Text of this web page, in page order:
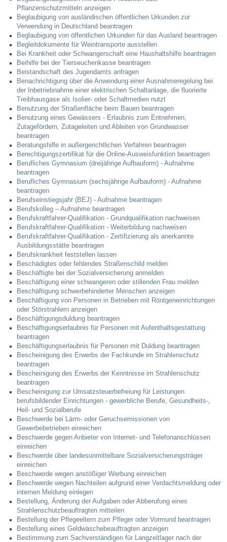
Pflanzenschutzmitteln anzeigen
Beglaubigung von ausländischen öffentlichen Urkunden zur
Verwendung in Deutschland beantragen
Beglaubigung von öffentlichen Urkunden für das Ausland beantragen
Begleitdokumente für Weintransporte ausstellen
Bei Krankheit oder Schwangerschaft eine Haushaltshilfe beantragen
Beihilfe bei der Tierseuchenkasse beantragen
Beistandschaft des Jugendamts anfragen
Benachrichtigung über die Anwendung einer Ausnahmeregelung bei
der Inbetriebnahme einer elektrischen Schaltanlage, die fluorierte
Treibhausgase als Isolier- oder Schaltmedien nutzt
Benutzung der Straßenfläche beim Bauen beantragen
Benutzung eines Gewässers - Erlaubnis zum Entnehmen,
Zutagefördern, Zutageleiten und Ableiten von Grundwasser
beantragen
Beratungshilfe in außergerichtlichen Verfahren beantragen
Berechtigungszertifikat für die Online-Ausweisfunktion beantragen
Berufliches Gymnasium (dreijährige Aufbauform) - Aufnahme
beantragen
Berufliches Gymnasium (sechsjährige Aufbauform) - Aufnahme
beantragen
Berufseinstiegsjahr (BEJ) - Aufnahme beantragen
Berufskolleg – Aufnahme beantragen
Berufskraftfahrer-Qualifikation - Grundqualifikation nachweisen
Berufskraftfahrer-Qualifikation - Weiterbildung nachweisen
Berufskraftfahrer-Qualifikation - Zertifizierung als anerkannte
Ausbildungsstätte beantragen
Berufskrankheit feststellen lassen
Beschädigtes oder fehlendes Straßenschild melden
Beschäftigte bei der Sozialversicherung anmelden
Beschäftigung einer schwangeren oder stillenden Frau melden
Beschäftigung schwerbehinderter Menschen anzeigen
Beschäftigung von Personen in Betrieben mit Röntgeneinrichtungen
oder Störstrahlern anzeigen
Beschäftigungsduldung beantragen
Beschäftigungserlaubnis für Personen mit Aufenthaltsgestattung
beantragen
Beschäftigungserlaubnis für Personen mit Duldung beantragen
Bescheinigung des Erwerbs der Fachkunde im Strahlenschutz
beantragen
Bescheinigung des Erwerbs der Kenntnisse im Strahlenschutz
beantragen
Bescheinigung zur Umsatzsteuerbefreiung für Leistungen
berufsbildender Einrichtungen - gewerbliche Berufe, Gesundheits-,
Heil- und Sozialberufe
Beschwerde bei Lärm- oder Geruchsemissionen von
Gewerbebetrieben einreichen
Beschwerde gegen Anbieter von Internet- und Telefonanschlüssen
einreichen
Beschwerde über landesunmittelbare Sozialversicherungsträger
einreichen
Beschwerde wegen anstößiger Werbung einreichen
Beschwerde wegen Nachteilen aufgrund einer Verdachtsmeldung oder
internen Meldung einlegen
Bestellung, Änderung der Aufgaben oder Abberufung eines
Strahlenschutzbeauftragten mitteilen
Bestellung der Pflegeeltern zum Pfleger oder Vormund beantragen
Bestellung eines Geldwäschebeauftragten anzeigen
Bestimmung zum Sachverständigen für Langzeitlager nach der